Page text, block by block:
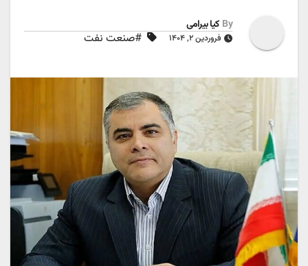
By کیا بیرامی
فروردین ۲, ۱۴۰۴ #صنعت نفت